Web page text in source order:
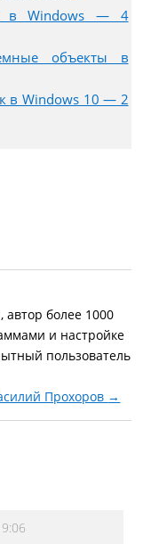
в Windows — 4
объекты в
в Windows 10 — 2
автор более 1000
и настройке
пользователь
Прохоров →